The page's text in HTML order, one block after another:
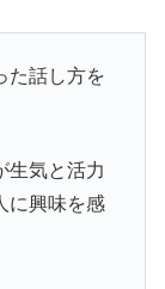
た話し方を
生気と活力
に興味を感